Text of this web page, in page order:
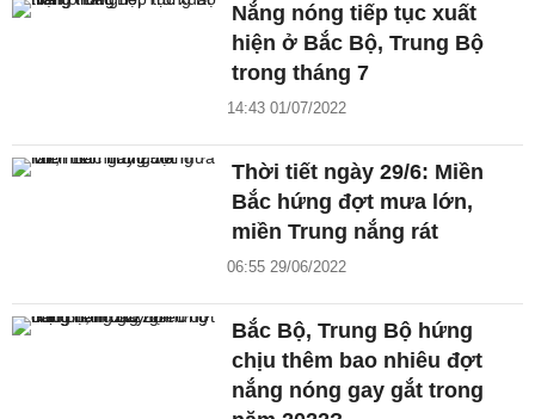
Nắng nóng tiếp tục xuất
hiện ở Bắc Bộ, Trung Bộ
trong tháng 7
14:43 01/07/2022
Thời tiết ngày 29/6: Miền
Bắc hứng đợt mưa lớn,
miền Trung nắng rát
06:55 29/06/2022
Bắc Bộ, Trung Bộ hứng
chịu thêm bao nhiêu đợt
nắng nóng gay gắt trong